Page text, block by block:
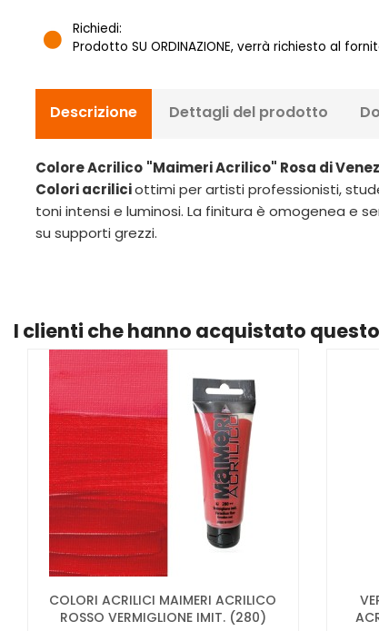
Richiedi:
Prodotto SU ORDINAZIONE, verrà richiesto al
Descrizione Dettagli del prodotto
Colore Acrilico "Maimeri Acrilico" Rosa di
Colori acriliciottimi per artisti professionisti,
toni intensi e luminosi. La finitura è omogenea e
su supporti grezzi.
I clienti che hanno acquistato
COLORI ACRILICI MAIMERI ACRILICO
ROSSO VERMIGLIONE IMIT. (280)